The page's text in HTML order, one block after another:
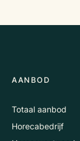
AANBOD
Totaal aanbod
Horecabedrijf